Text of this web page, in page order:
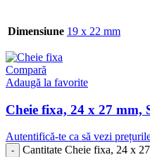
Dimensiune 19 x 22 mm
Compară
Adaugă la favorite
Cheie fixa, 24 x 27 mm,
Autentifică-te ca să vezi
Cantitate Cheie fixa, 24 x